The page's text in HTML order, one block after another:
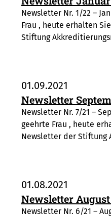
Newsletter Nr. 1/22 –
Frau , heute erhalten
Stiftung
01.09.2021
Newsletter
Newsletter Nr. 7/21 –
geehrte Frau , heute
Newsletter der Stiftung
01.08.2021
Newsletter August
Newsletter Nr. 6/21 –